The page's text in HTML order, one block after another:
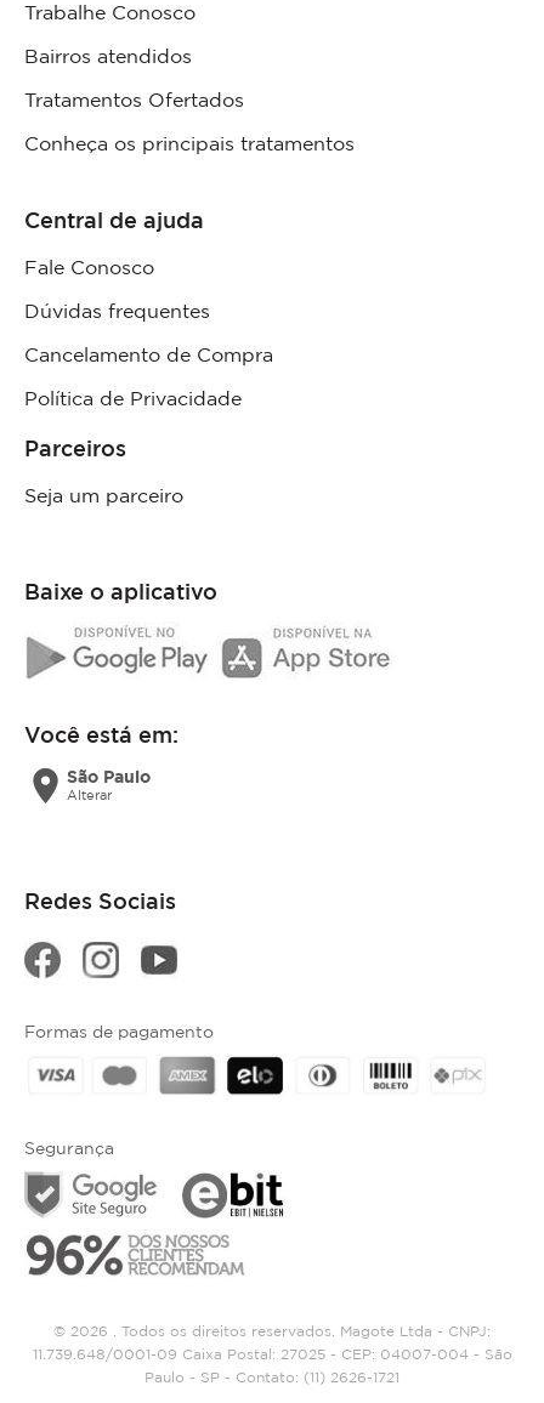
Trabalhe Conosco
Bairros atendidos
Tratamentos Ofertados
Conheça os principais tratamentos
Central de ajuda
Fale Conosco
Dúvidas frequentes
Cancelamento de Compra
Política de Privacidade
Parceiros
Seja um parceiro
Baixe o aplicativo
Você está em:
location_on São Paulo
Alterar
Redes Sociais
Segurança
Formas de pagamento
© 2026 . Todos os direitos reservados. Magote Ltda - CNPJ:
11.739.648/0001-09 Caixa Postal: 27025 - CEP: 04007-004 - São
Paulo - SP - Contato: (11) 2626-1721